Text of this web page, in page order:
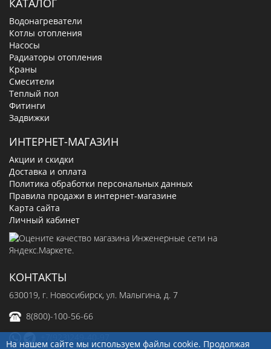
Водонагреватели
Котлы отопления
Насосы
Радиаторы отопления
Краны
Смесители
Теплый пол
Фитинги
Задвижки
ИНТЕРНЕТ-МАГАЗИН
Акции и скидки
Доставка и оплата
Политика обработки персональных данных
Правила продажи в интернет-магазине
Карта сайта
Личный кабинет
КОНТАКТЫ
630019, г. Новосибирск, ул. Малыгина, д. 7
8(800)-100-56-66
На нашем сайте мы используем файлы cookie. Продолжая